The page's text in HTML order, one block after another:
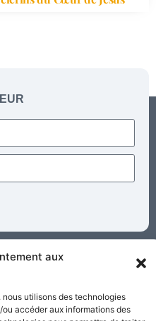
aux
utilisons des technologies
accéder aux informations des
contacter